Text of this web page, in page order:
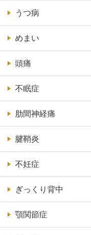
うつ病
めまい
頭痛
不眠症
肋間神経痛
腱鞘炎
不妊症
ぎっくり背中
顎関節症